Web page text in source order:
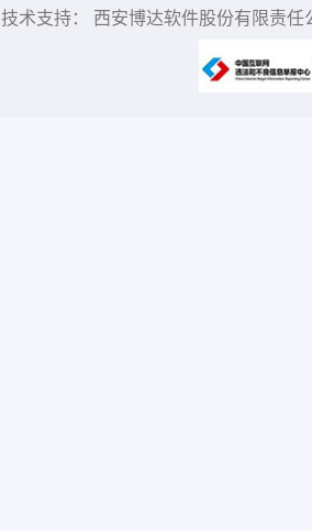
技术支持： 西安博达软件股份有限责